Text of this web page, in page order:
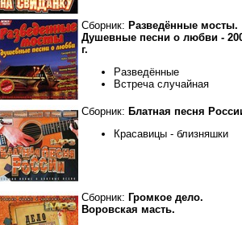
Сборник: Разведённые мосты.
Душевные песни о любви -
г.
Разведённые
Встреча случайная
Сборник: Блатная песня
Красавицы - близняшки
Сборник: Громкое дело.
Воровская масть.